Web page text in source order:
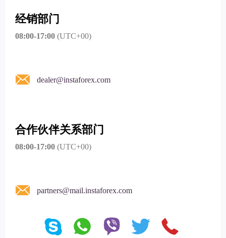
经销部门
08:00-17:00 (UTC+00)
dealer@instaforex.com
合作伙伴关系部门
08:00-17:00 (UTC+00)
partners@mail.instaforex.com